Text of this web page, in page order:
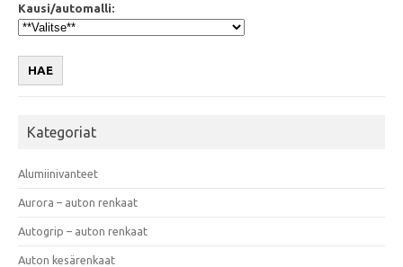
Kausi/automalli:
HAE
Kategoriat
Alumiinivanteet
Aurora – auton renkaat
Autogrip – auton renkaat
Auton kesärenkaat